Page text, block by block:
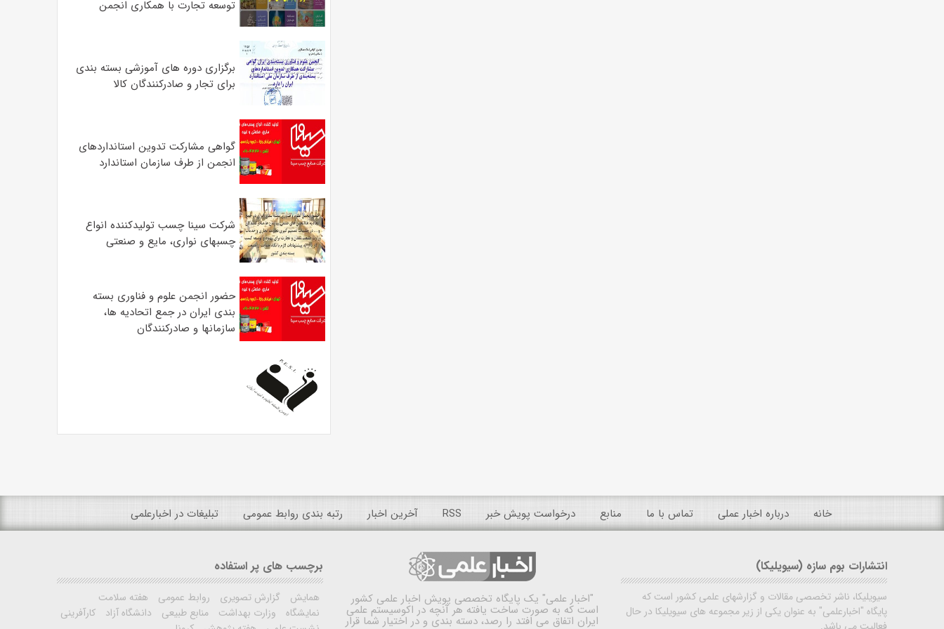
توسعه تجارت با همکاری انجمن
برگزاری دوره های آموزشی بسته بندی
برای تجار و صادرکنندگان کالا
گواهی مشارکت تدوین استانداردهای
انجمن از طرف سازمان استاندارد
شرکت سینا چسب تولیدکننده انواع
چسبهای نواری، مایع و صنعتی
حضور انجمن علوم و فناوری بسته
بندی ایران در جمع اتحادیه ها،
سازمانها و صادرکنندگان
خانه درباره اخبار عملی تماس با ما منابع درخواست پویش خبر RSS آخرین اخبار رتبه بندی روابط عمومی تبلیغات در اخبارعلمی
انتشارات بوم سازه (سیویلیکا)
سیویلیکا، ناشر تخصصی مقالات و گزارشهای علمی کشور است که
پایگاه "اخبارعلمی" به عنوان یکی از زیر مجموعه های سیویلیکا در حال
"اخبار علمی" یک پایگاه تخصصی پویش اخبار علمی کشور
است که به صورت ساخت یافته هر آنچه در اکوسیستم علمی
ایران اتفاق می افتد را رصد، دسته بندی و در اختیار شما قرار
برچسب های پر استفاده
همایش گزارش تصویری روابط عمومی
هفته سلامت
نمایشگاه
وزارت بهداشت منابع طبیعی دانشگاه آزاد
کارآفرینی